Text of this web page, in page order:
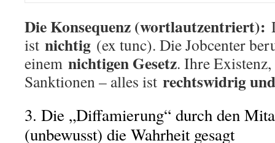
Die Konsequenz (wortlautzentriert):
ist nichtig (ex tunc). Die Jobcenter
einem nichtigen Gesetz. Ihre
Sanktionen – alles ist rechtswidrig
3. Die „Diffamierung“ durch den
(unbewusst) die Wahrheit gesagt